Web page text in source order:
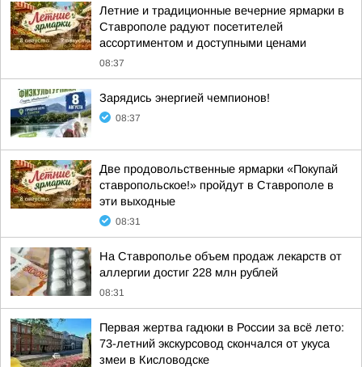
Летние и традиционные вечерние ярмарки в
Ставрополе радуют посетителей
ассортиментом и доступными ценами
08:37
Зарядись энергией чемпионов!
08:37
Две продовольственные ярмарки «Покупай
ставропольское!» пройдут в Ставрополе в
эти выходные
08:31
На Ставрополье объем продаж лекарств от
аллергии достиг 228 млн рублей
08:31
Первая жертва гадюки в России за всё лето:
73-летний экскурсовод скончался от укуса
змеи в Кисловодске